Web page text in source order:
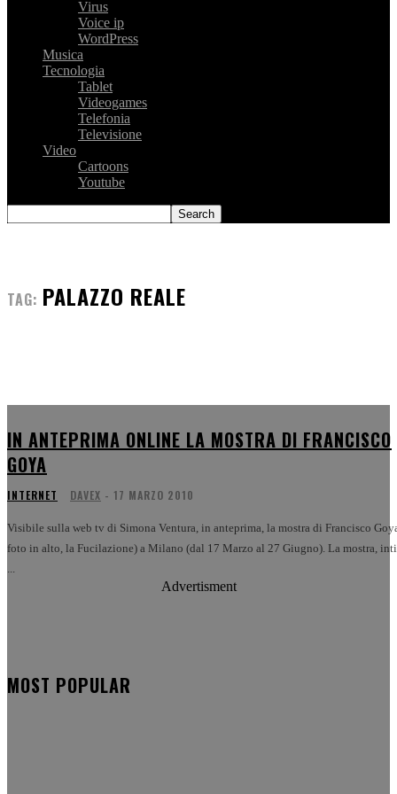
Virus
Voice ip
WordPress
Musica
Tecnologia
Tablet
Videogames
Telefonia
Televisione
Video
Cartoons
Youtube
TAG: PALAZZO REALE
IN ANTEPRIMA ONLINE LA MOSTRA DI FRANCISCO
GOYA
INTERNET DAVEX - 17 MARZO 2010
Visibile sulla web tv di Simona Ventura, in anteprima, la mostra di Francisco
foto in alto, la Fucilazione) a Milano (dal 17 Marzo al 27 Giugno). La mostra,
...
Advertisment
MOST POPULAR